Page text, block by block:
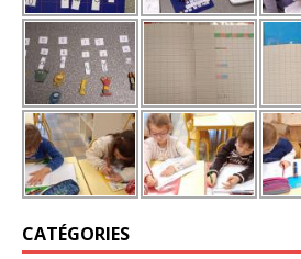
CATÉGORIES